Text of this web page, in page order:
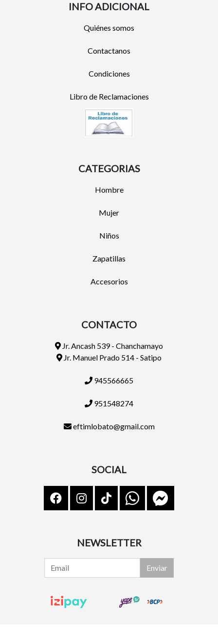
INFO ADICIONAL
Quiénes somos
Contactanos
Condiciones
Libro de Reclamaciones
CATEGORIAS
Hombre
Mujer
Niños
Zapatillas
Accesorios
CONTACTO
Jr. Ancash 539 - Chanchamayo
Jr. Manuel Prado 514 - Satipo
945566665
951548274
eftimlobato@gmail.com
SOCIAL
NEWSLETTER
Enviar